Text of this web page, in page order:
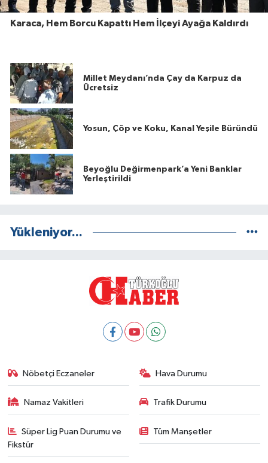
Karaca, Hem Borcu Kapattı Hem İlçeyi Ayağa Kaldırdı
Millet Meydanı’nda Çay da Karpuz da
Ücretsiz
Yosun, Çöp ve Koku, Kanal Yeşile Büründü
Beyoğlu Değirmenpark’a Yeni Banklar
Yerleştirildi
Yükleniyor...
Nöbetçi Eczaneler Hava Durumu
Namaz Vakitleri Trafik Durumu
Süper Lig Puan Durumu ve
Fikstür
Tüm Manşetler